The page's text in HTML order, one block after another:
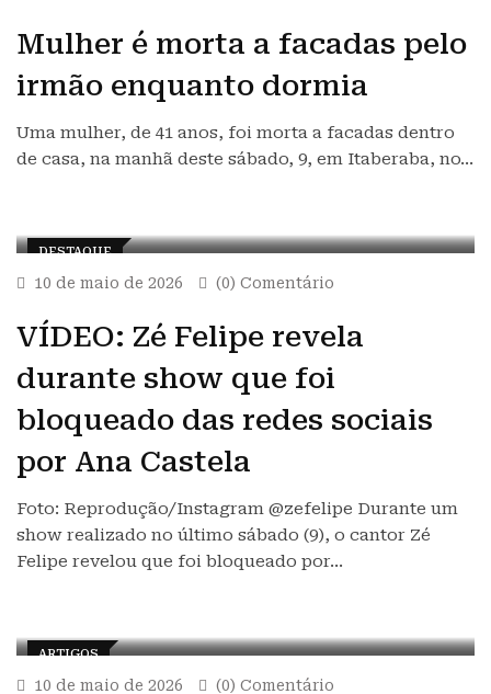
Mulher é morta a facadas pelo
irmão enquanto dormia
Uma mulher, de 41 anos, foi morta a facadas dentro
de casa, na manhã deste sábado, 9, em Itaberaba, no…
DESTAQUE
10 de maio de 2026 (0) Comentário
VÍDEO: Zé Felipe revela
durante show que foi
bloqueado das redes sociais
por Ana Castela
Foto: Reprodução/Instagram @zefelipe Durante um
show realizado no último sábado (9), o cantor Zé
Felipe revelou que foi bloqueado por…
ARTIGOS
10 de maio de 2026 (0) Comentário